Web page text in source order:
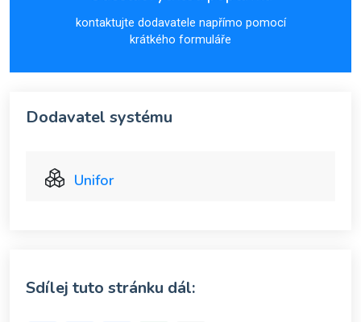
kontaktujte dodavatele napřímo pomocí
krátkého formuláře
Dodavatel systému
Unifor
Sdílej tuto stránku dál: